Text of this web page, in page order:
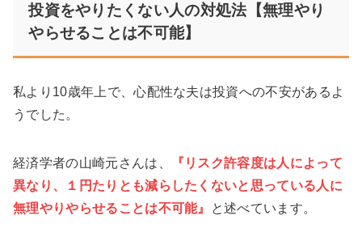
投資をやりたくない人の対処法【無理やり
やらせることは不可能】
私より10歳年上で、心配性な夫は投資への不安があるよ
うでした。
経済学者の山崎元さんは、
『リスク許容度は人によって
異なり、１円たりとも減らしたくないと思っている人に
無理やりやらせることは不可能』
と述べています。